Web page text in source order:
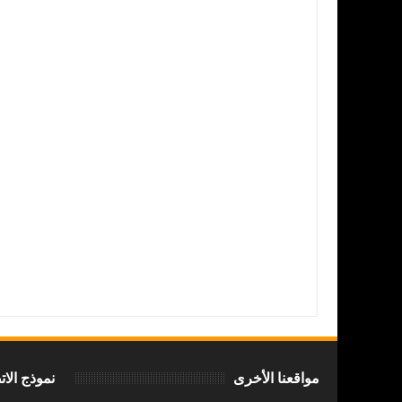
مواقعنا الأخرى نموذج